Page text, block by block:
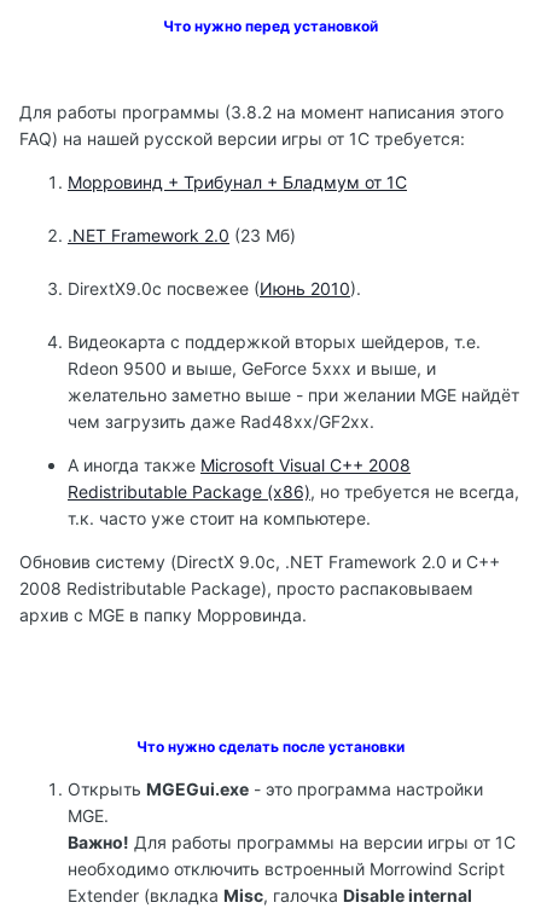
Что нужно перед установкой
Для работы программы (3.8.2 на момент написания этого
FAQ) на нашей русской версии игры от 1С требуется:
Морровинд + Трибунал + Бладмум от 1С
.NET Framework 2.0 (23 Мб)
DirextX9.0с посвежее (Июнь 2010).
Видеокарта с поддержкой вторых шейдеров, т.е.
Rdeon 9500 и выше, GeForce 5ххх и выше, и
желательно заметно выше - при желании MGE найдёт
чем загрузить даже Rad48хх/GF2хх.
А иногда также Microsoft Visual C++ 2008
Redistributable Package (x86), но требуется не всегда,
т.к. часто уже стоит на компьютере.
Обновив систему (DirectX 9.0с, .NET Framework 2.0 и C++
2008 Redistributable Package), просто распаковываем
архив с MGE в папку Морровинда.
Что нужно сделать после установки
Открыть MGEGui.exe - это программа настройки
MGE.
Важно! Для работы программы на версии игры от 1С
необходимо отключить встроенный Morrowind Script
Extender (вкладка Misc, галочка Disable internal